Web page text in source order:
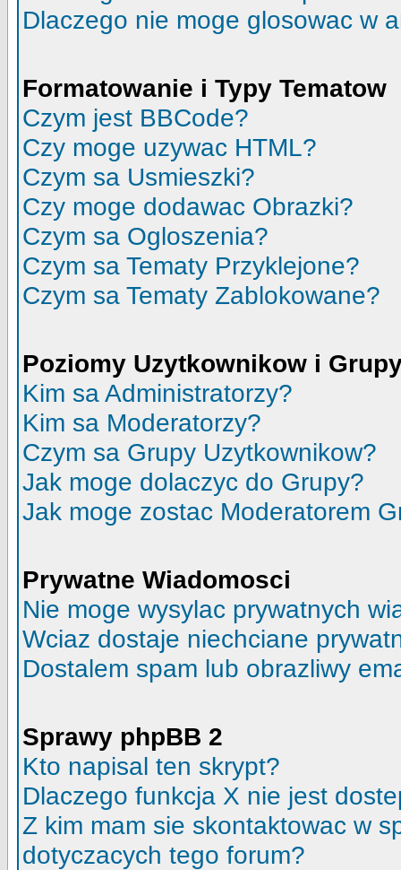
Dlaczego nie moge glosowac w
Formatowanie i Typy Tematow
Czym jest BBCode?
Czy moge uzywac HTML?
Czym sa Usmieszki?
Czy moge dodawac Obrazki?
Czym sa Ogloszenia?
Czym sa Tematy Przyklejone?
Czym sa Tematy Zablokowane?
Poziomy Uzytkownikow i
Kim sa Administratorzy?
Kim sa Moderatorzy?
Czym sa Grupy Uzytkownikow?
Jak moge dolaczyc do Grupy?
Jak moge zostac Moderatorem
Prywatne Wiadomosci
Nie moge wysylac prywatnych
Wciaz dostaje niechciane
Dostalem spam lub obrazliwy
Sprawy phpBB 2
Kto napisal ten skrypt?
Dlaczego funkcja X nie jest
Z kim mam sie skontaktowac w
dotyczacych tego forum?